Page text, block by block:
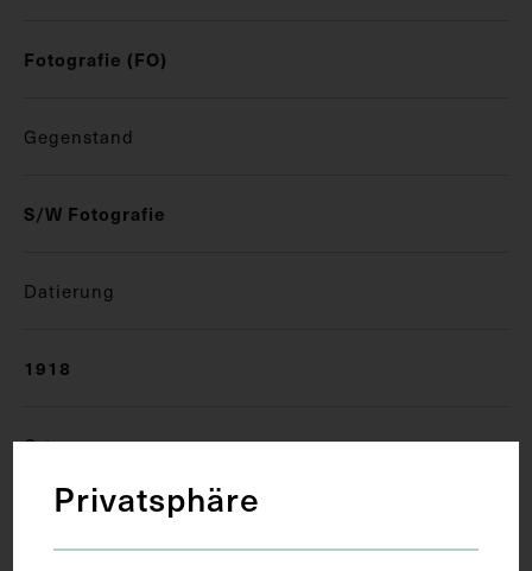
Fotografie (FO)
Gegenstand
S/W Fotografie
Datierung
1918
Ort
Privatsphäre